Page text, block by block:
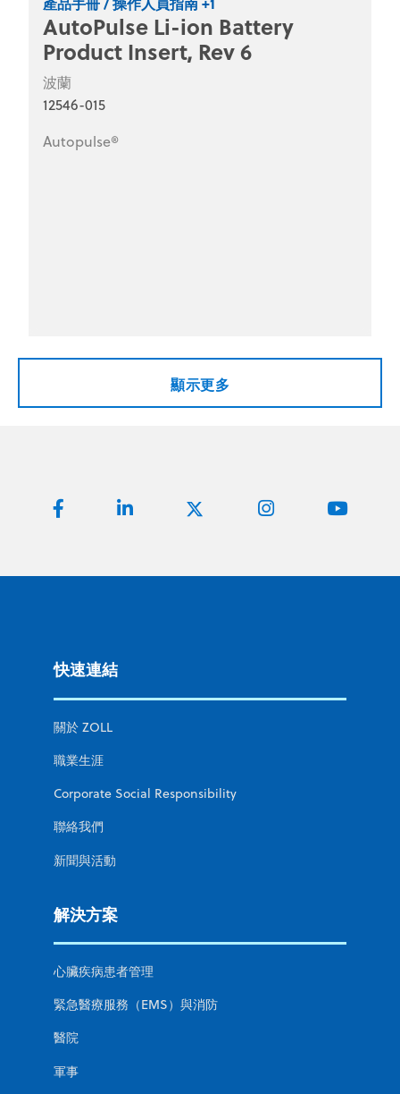
AutoPulse Li-ion Battery
Product Insert, Rev 6
波蘭
12546-015
Autopulse®
顯示更多
快速連結
關於 ZOLL
職業生涯
Corporate Social Responsibility
聯絡我們
新聞與活動
解決方案
心臟疾病患者管理
緊急醫療服務（EMS）與消防
醫院
軍事